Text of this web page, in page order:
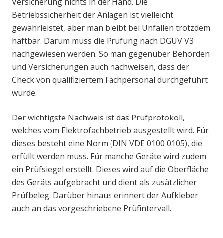
Betriebssicherheit der Anlagen ist vielleicht
gewährleistet, aber man bleibt bei Unfällen trotzdem
haftbar. Darum muss die Prüfung nach DGUV V3
nachgewiesen werden. So man gegenüber Behörden
und Versicherungen auch nachweisen, dass der
Check von qualifiziertem Fachpersonal durchgeführt
wurde.
Der wichtigste Nachweis ist das Prüfprotokoll,
welches vom Elektrofachbetrieb ausgestellt wird. Für
dieses besteht eine Norm (DIN VDE 0100 0105), die
erfüllt werden muss. Für manche Geräte wird zudem
ein Prüfsiegel erstellt. Dieses wird auf die Oberfläche
des Geräts aufgebracht und dient als zusätzlicher
Prüfbeleg. Darüber hinaus erinnert der Aufkleber
auch an das vorgeschriebene Prüfintervall.